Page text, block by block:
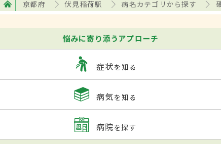
京都府 伏見稲荷駅 病名カテゴリから探す
悩みに寄り添うアプローチ
症状を知る
病気を知る
病院を探す